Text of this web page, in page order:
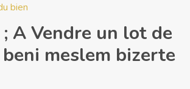
bien
A Vendre un lot de
meslem bizerte